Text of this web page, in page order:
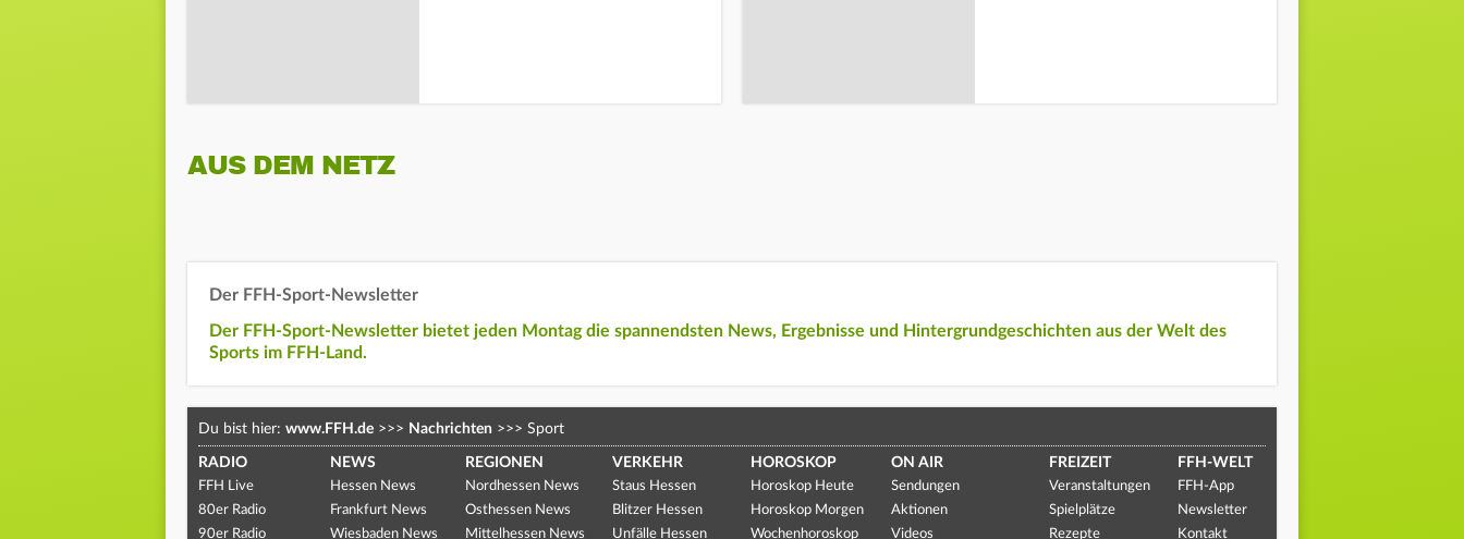
AUS DEM NETZ
Der FFH-Sport-Newsletter
Der FFH-Sport-Newsletter bietet jeden Montag die spannendsten News, Ergebnisse und Hintergrundgeschichten aus der Welt des
Sports im FFH-Land.
Du bist hier: www.FFH.de >>> Nachrichten >>> Sport
RADIO
FFH Live
80er Radio
90er Radio
NEWS
Hessen News
Frankfurt News
Wiesbaden News
REGIONEN
Nordhessen News
Osthessen News
Mittelhessen News
VERKEHR
Staus Hessen
Blitzer Hessen
Unfälle Hessen
HOROSKOP
Horoskop Heute
Horoskop Morgen
Wochenhoroskop
ON AIR
Sendungen
Aktionen
Videos
FREIZEIT
Veranstaltungen
Spielplätze
Rezepte
FFH-WELT
FFH-App
Newsletter
Kontakt